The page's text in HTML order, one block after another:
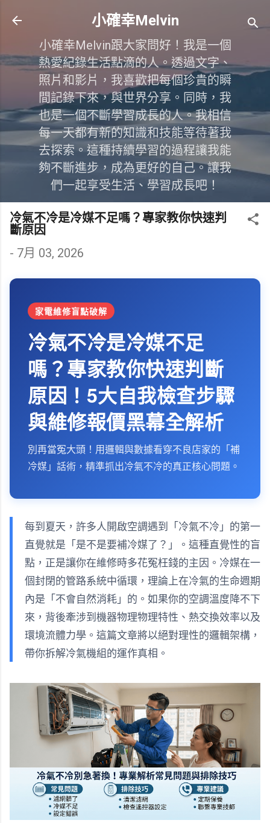
跳到主要內容
小確幸Melvin
小確幸Melvin跟大家問好！我是一個
熱愛紀錄生活點滴的人。透過文字、
照片和影片，我喜歡把每個珍貴的瞬
間記錄下來，與世界分享。同時，我
也是一個不斷學習成長的人。我相信
每一天都有新的知識和技能等待著我
去探索。這種持續學習的過程讓我能
夠不斷進步，成為更好的自己。讓我
們一起享受生活、學習成長吧！
冷氣不冷是冷媒不足嗎？專家教你快速判
斷原因
- 7月 03, 2026
家電維修盲點破解
冷氣不冷是冷媒不足
嗎？專家教你快速判斷
原因！5大自我檢查步驟
與維修報價黑幕全解析
別再當冤大頭！用邏輯與數據看穿不良店家的「補
冷媒」話術，精準抓出冷氣不冷的真正核心問題。
每到夏天，許多人開啟空調遇到「冷氣不冷」的第一
直覺就是「是不是要補冷媒了？」。這種直覺性的盲
點，正是讓你在維修時多花冤枉錢的主因。冷媒在一
個封閉的管路系統中循環，理論上在冷氣的生命週期
內是「不會自然消耗」的。如果你的空調溫度降不下
來，背後牽涉到機器物理物理特性、熱交換效率以及
環境流體力學。這篇文章將以絕對理性的邏輯架構，
帶你拆解冷氣機組的運作真相。